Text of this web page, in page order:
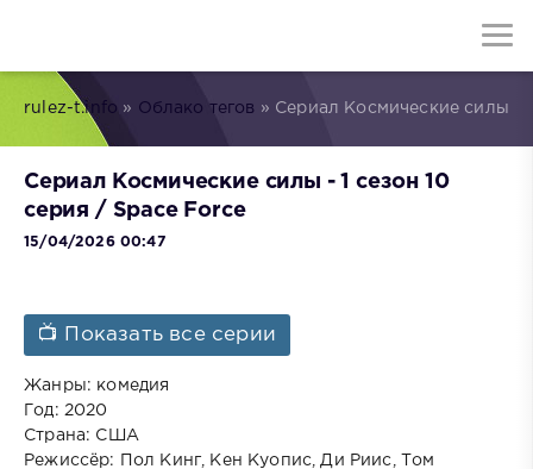
rulez-t.info » Облако тегов » Сериал Космические силы
Сериал Космические силы - 1 сезон 10
серия / Space Force
15/04/2026 00:47
📺 Показать все серии
Жанры: комедия
Год: 2020
Страна: США
Режиссёр: Пол Кинг, Кен Куопис, Ди Риис, Том